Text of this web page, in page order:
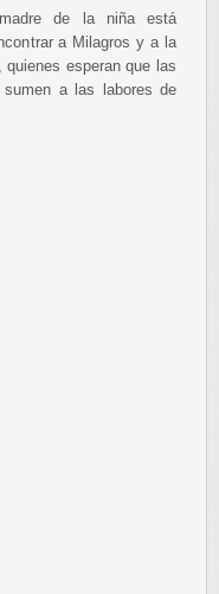
de la niña está
a Milagros y a la
quienes esperan que las
sumen a las labores de